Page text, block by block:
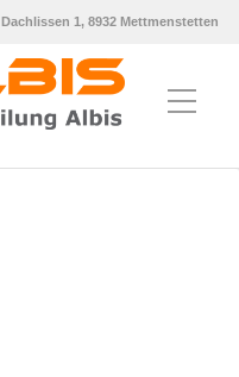
Dachlissen 1, 8932 Mettmenstetten